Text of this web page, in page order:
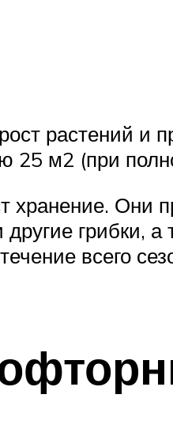
растений и
25 м2 (при
Они
грибки,
всего